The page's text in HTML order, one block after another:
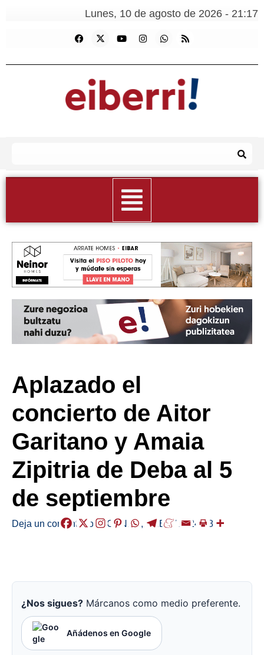
Lunes, 10 de agosto de 2026 - 21:17
Aplazado el
concierto de Aitor
Garitano y Amaia
Zipitria de Deba al 5
de septiembre
Deja un comentario /AGENDA , DEBA/ 2024-08-29
¿Nos sigues? Márcanos como medio preferente.
Añádenos en Google